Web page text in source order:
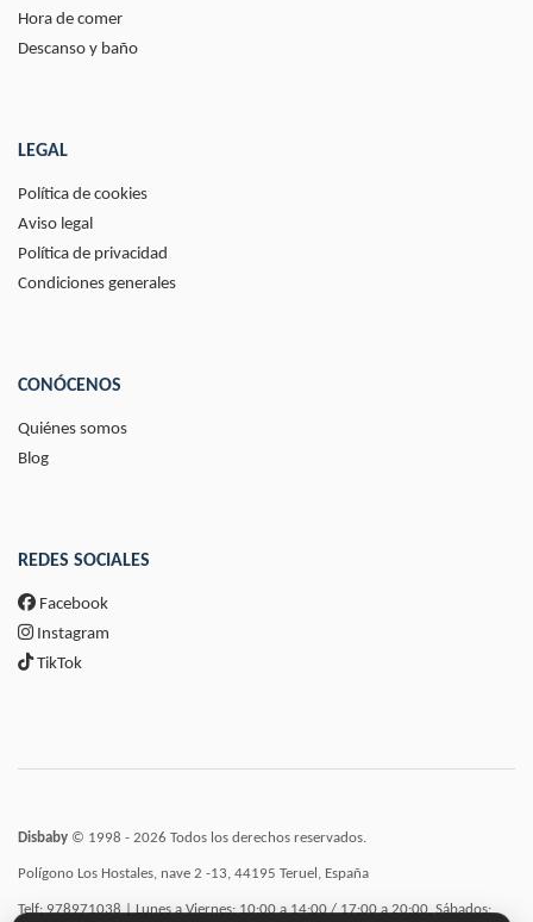
Hora de comer
Descanso y baño
LEGAL
Política de cookies
Aviso legal
Política de privacidad
Condiciones generales
CONÓCENOS
Quiénes somos
Blog
REDES SOCIALES
Facebook
Instagram
TikTok
Disbaby © 1998 - 2026 Todos los derechos reservados.
Polígono Los Hostales, nave 2 -13, 44195 Teruel, España
Telf: 978971038 | Lunes a Viernes: 10:00 a 14:00 / 17:00 a 20:00, Sábados: